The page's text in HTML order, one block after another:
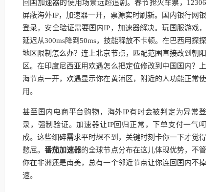
回国加速器的使用场景远超追剧。春节抢火车票，12306
屏蔽海外IP，加速器一开，票源实时刷新。国内银行网银
登录，安全验证需要国内IP，加速器解决。玩国服游戏，
延迟从300ms降到50ms，技能释放不卡顿。在巴西用探探
地区限制怎么办？连上北京节点，匹配范围直接改到朝阳
区。在印度尼西亚用欢遇怎么把定位修改到中国国内？上
海节点一开，欢遇显示你在黄浦区，附近的人功能正常使
用。
甚至国内电商平台购物，海外IP有时会被判定为异常登
录，强制验证。加速器让IP回归正常，下单支付一气呵
成。这些细碎需求平时想不到，关键时刻卡你一下才觉得
憋屈。番茄加速器的全球节点分布在这儿体现优势，不管
你在非洲还是南美，总有一个邻近节点让你连回国内不掉
速。